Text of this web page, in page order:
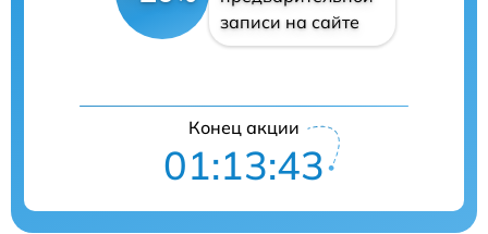
записи на сайте
Конец акции
01:13:42